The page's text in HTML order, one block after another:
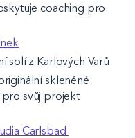
coaching pro
solí z Karlových Varů
skleněné
svůj projekt
Carlsbad